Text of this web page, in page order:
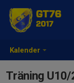
Kalender
GT76
2017
Träning